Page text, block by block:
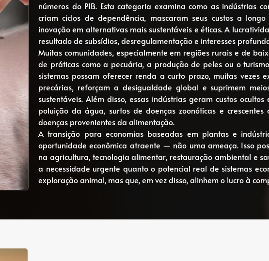
números do PIB. Esta categoria examina como as indústrias
criam ciclos de dependência, mascaram seus custos a
inovação em alternativas mais sustentáveis ​​e éticas. A
resultado de subsídios, desregulamentação e interesses
Muitas comunidades, especialmente em regiões rurais e de
de práticas como a pecuária, a produção de peles ou o
sistemas possam oferecer renda a curto prazo, muitas vezes
precárias, reforçam a desigualdade global e suprimem
sustentáveis. Além disso, essas indústrias geram custos
poluição da água, surtos de doenças zoonóticas e
doenças provenientes da alimentação.
A transição para economias baseadas em plantas e
oportunidade econômica atraente — não uma ameaça. Isso
na agricultura, tecnologia alimentar, restauração ambiental e
a necessidade urgente quanto o potencial real de sistemas
exploração animal, mas que, em vez disso, alinhem o lucro à